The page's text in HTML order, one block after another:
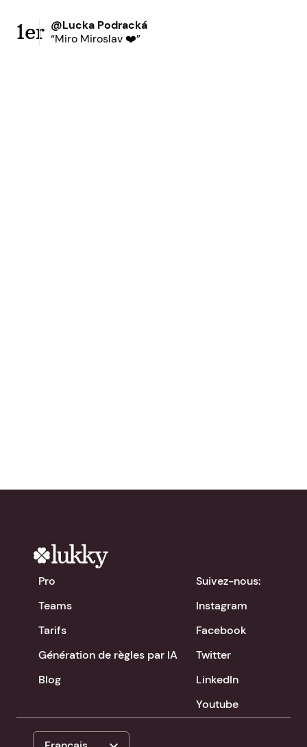
1er @Lucka Podracká
“Miro Miroslav ❤️”
Pro
Teams
Tarifs
Génération de règles par IA
Blog
Suivez-nous:
Instagram
Facebook
Twitter
LinkedIn
Youtube